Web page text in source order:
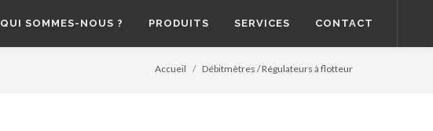
QUI SOMMES-NOUS ? PRODUITS SERVICES CONTACT
Accueil Débitmètres / Régulateurs à flotteur